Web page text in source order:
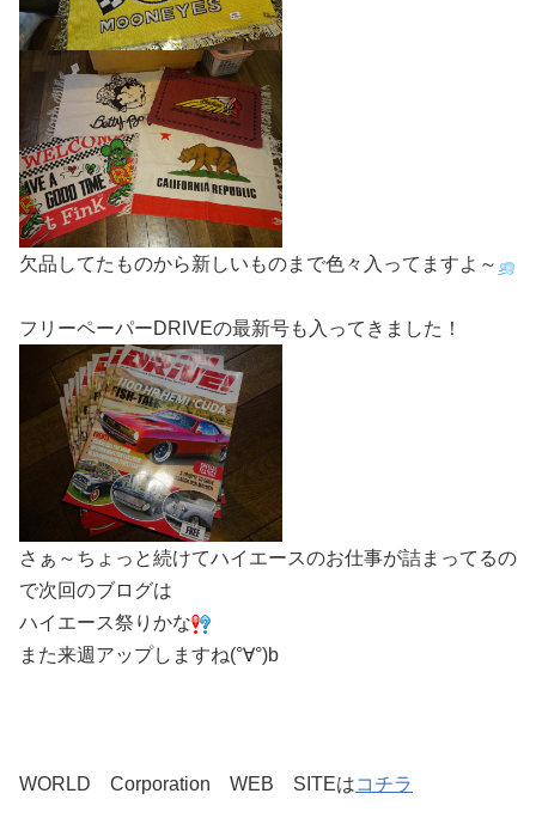
欠品してたものから新しいものまで色々入ってますよ～
フリーペーパーDRIVEの最新号も入ってきました！
さぁ～ちょっと続けてハイエースのお仕事が詰まってるの
で次回のブログは
ハイエース祭りかな
また来週アップしますね(°∀°)b
WORLD Corporation WEB SITEはコチラ